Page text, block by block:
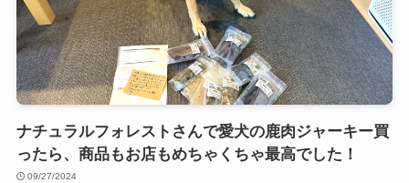
ナチュラルフォレストさんで愛犬の鹿肉ジャーキー買
ったら、商品もお店もめちゃくちゃ最高でした！
09/27/2024